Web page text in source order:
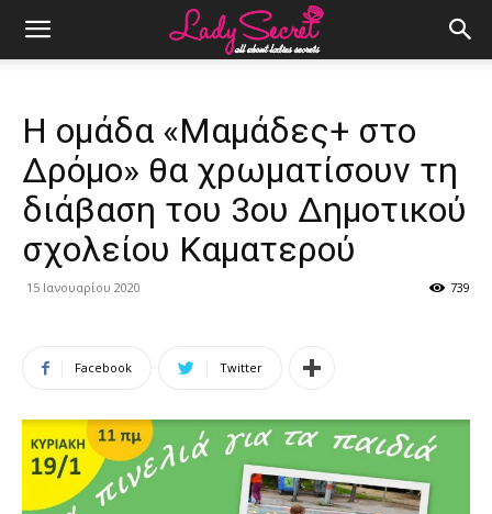
Η ομάδα «Μαμάδες+ στο
Δρόμο» θα χρωματίσουν τη
διάβαση του 3ου Δημοτικού
σχολείου Καματερού
15 Ιανουαρίου 2020 739
Facebook Twitter